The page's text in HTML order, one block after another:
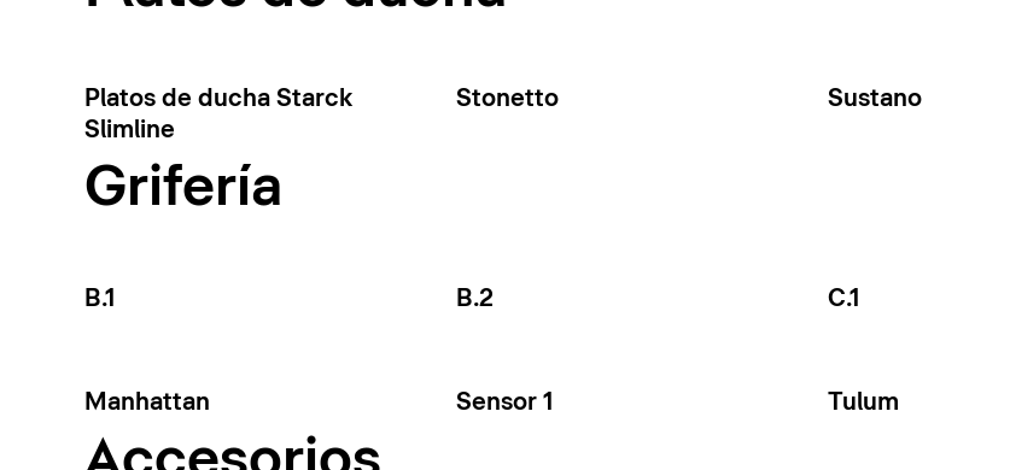
Platos de ducha Starck
Slimline
Stonetto Sustano
Grifería
B.1 B.2 C.1
Manhattan Sensor 1 Tulum